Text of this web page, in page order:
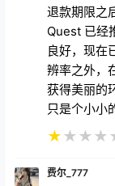
退款期限之
Quest 已经
良好，现在
辨率之外，
获得美丽的
只是个小小
★★ ★ ★
费尔_777